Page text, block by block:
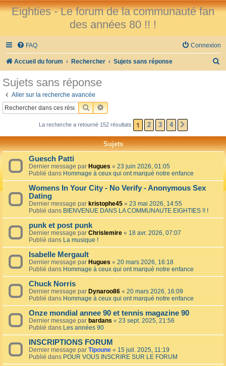
Eighties - Le forum de la communauté fan
des années 80 !! !
FAQ Connexion
Accueil du forum Rechercher Sujets sans réponse
h
r
Sujets sans réponse
Aller sur la recherche avancée
RECHERCHER
RECHERCHE AVANCÉE
La recherche a retourné 152 résultats 1 2 3 4
Sujets
Guesch Patti
Dernier message par Hugues « 23 juin 2026, 01:05
Publié dans Hommage à ceux qui ont marqué notre enfance
Womens In Your City - No Verify - Anonymous Sex
Dating
Dernier message par kristophe45 « 23 mai 2026, 14:55
Publié dans BIENVENUE DANS LA COMMUNAUTE EIGHTIES !! !
punk et post punk
Dernier message par Chrislemire « 18 avr. 2026, 07:07
Publié dans La musique !
Isabelle Mergault
Dernier message par Hugues « 20 mars 2026, 16:18
Publié dans Hommage à ceux qui ont marqué notre enfance
Chuck Norris
Dernier message par Dynaroo86 « 20 mars 2026, 16:09
Publié dans Hommage à ceux qui ont marqué notre enfance
Onze mondial annee 90 et tennis magazine 90
Dernier message par bardans « 23 sept. 2025, 21:56
Publié dans Les années 90
INSCRIPTIONS FORUM
Dernier message par Tipoune « 15 juil. 2025, 11:19
Publié dans POUR VOUS INSCRIRE SUR LE FORUM